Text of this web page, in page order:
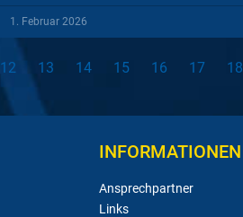
1. Februar 2026
12 13 14 15 16 17 18
INFORMATIONEN
Ansprechpartner
Links